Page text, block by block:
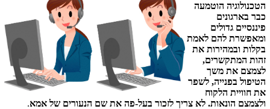
הטכנולוגיה הוטמעה
כבר בארגונים
פיננסיים גדולים
ומאפשרת להם לאמת
בקלות ובמהירות את
זהות המתקשרים,
לצמצם את משך
הטיפול בפנייה, לשפר
את חוויית הלקוח
ולצמצם הונאות. לא צריך לזכור בעל-פה את שם הנעורים של אמא.